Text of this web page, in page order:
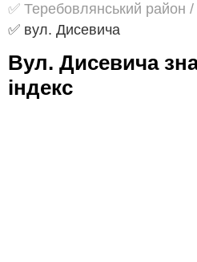
✅ Теребовлянський район /
✅ вул. Дисевича
вул. Дисевича знайти поштовий
індекс